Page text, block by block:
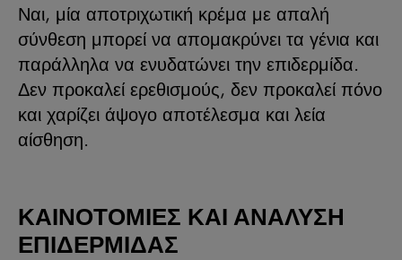
Ναι, μία αποτριχωτική κρέμα με απαλή
σύνθεση μπορεί να απομακρύνει τα γένια και
παράλληλα να ενυδατώνει την επιδερμίδα.
Δεν προκαλεί ερεθισμούς, δεν προκαλεί πόνο
και χαρίζει άψογο αποτέλεσμα και λεία
αίσθηση.
ΚΑΙΝΟΤΟΜΙΕΣ ΚΑΙ ΑΝΑΛΥΣΗ
ΕΠΙΔΕΡΜΙΔΑΣ